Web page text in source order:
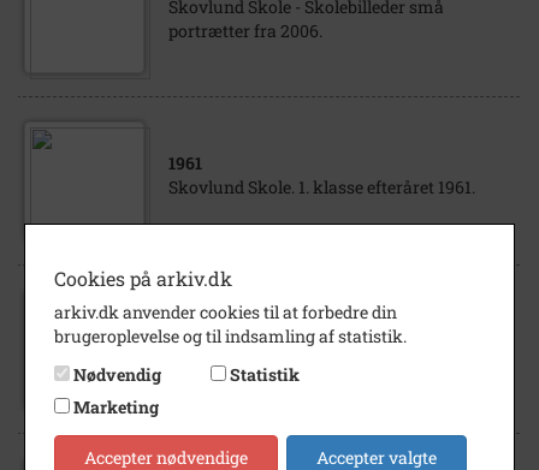
Skovlund Skole - Skolebilleder små
portrætter fra 2006.
1961
Skovlund Skole. 1. klasse efteråret 1961.
1961
Klassebillede. 2. klasse på Skovlund Skole
efteråret 1961.
Cookies på arkiv.dk
arkiv.dk anvender cookies til at forbedre din
brugeroplevelse og til indsamling af statistik.
Nødvendig
Statistik
Marketing
Accepter nødvendige Accepter valgte